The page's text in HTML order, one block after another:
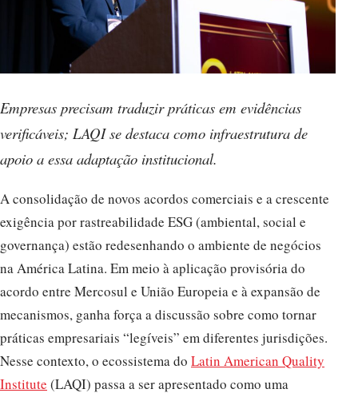
Empresas precisam traduzir práticas em evidências
verificáveis; LAQI se destaca como infraestrutura de
apoio a essa adaptação institucional.
A consolidação de novos acordos comerciais e a crescente
exigência por rastreabilidade ESG (ambiental, social e
governança) estão redesenhando o ambiente de negócios
na América Latina. Em meio à aplicação provisória do
acordo entre Mercosul e União Europeia e à expansão de
mecanismos, ganha força a discussão sobre como tornar
práticas empresariais “legíveis” em diferentes jurisdições.
Nesse contexto, o ecossistema do Latin American Quality
Institute (LAQI) passa a ser apresentado como uma